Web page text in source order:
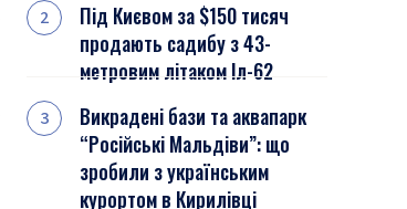
Під Києвом за $150 тисяч
продають садибу з 43-
метровим літаком Іл-62
Викрадені бази та аквапарк
“Російські Мальдіви”: що
зробили з українським
курортом в Кирилівці